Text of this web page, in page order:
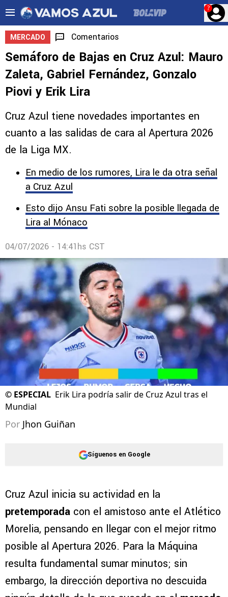
?
MERCADO Comentarios
Semáforo de Bajas en Cruz Azul: Mauro
Zaleta, Gabriel Fernández, Gonzalo
Piovi y Erik Lira
Cruz Azul tiene novedades importantes en
cuanto a las salidas de cara al Apertura 2026
de la Liga MX.
En medio de los rumores, Lira le da otra señal
a Cruz Azul
Esto dijo Ansu Fati sobre la posible llegada de
Lira al Mónaco
04/07/2026 - 14:41hs CST
© ESPECIAL Erik Lira podría salir de Cruz Azul tras el
Mundial
Por Jhon Guiñan
Síguenos en Google
Cruz Azul inicia su actividad en la
pretemporada con el amistoso ante el Atlético
Morelia, pensando en llegar con el mejor ritmo
posible al Apertura 2026. Para la Máquina
resulta fundamental sumar minutos; sin
embargo, la dirección deportiva no descuida